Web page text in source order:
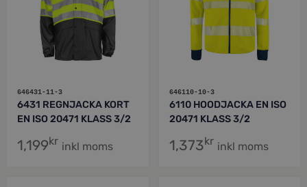
646431-11-3
6431 REGNJACKA KORT
EN ISO 20471 KLASS 3/2
1,199kr inkl moms
646110-10-3
6110 HOODJACKA EN ISO
20471 KLASS 3/2
1,373kr inkl moms